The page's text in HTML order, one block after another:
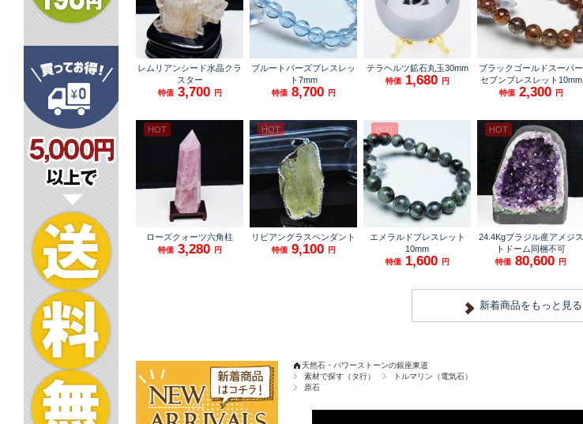
天然石・パワーストーンの銀座東道
素材で探す（タ行）
トルマリン（電気石）
原石